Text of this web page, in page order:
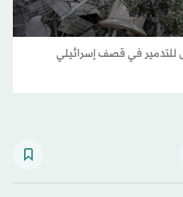
في قصف إسرائيلي